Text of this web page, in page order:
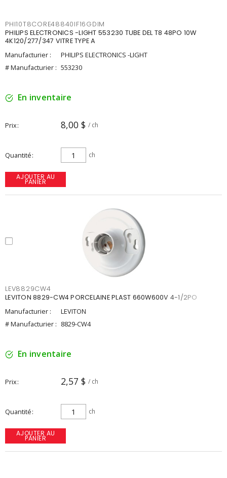
PHI10T8CORE48840IF16GDIM
PHILIPS ELECTRONICS -LIGHT 553230 TUBE DEL T8 48PO 10W
4K120/277/347 VITRE TYPE A
Manufacturier :
PHILIPS ELECTRONICS -LIGHT
# Manufacturier : 553230
En inventaire
Prix 8,00 $ / ch
Quantité ch
AJOUTER AU
PANIER
LEV8829CW4
LEVITON 8829-CW4 PORCELAINE PLAST 660W600V 4-1/2PO
Manufacturier :
LEVITON
# Manufacturier : 8829-CW4
En inventaire
Prix 2,57 $ / ch
Quantité ch
AJOUTER AU
PANIER